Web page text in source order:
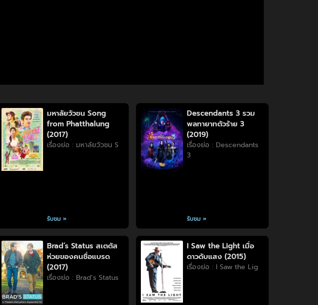
มหาลัยวัวชน Song
from Phatthalung
(2017)
เรื่องย่อ : มหาลัยวัวชน S
รับชม »
Descendants 3 รวม
พลทายาทตัวร้าย 3
(2019)
เรื่องย่อ : Descendants
3
รับชม »
Brad’s Status สเตตัส
ห่วยของคนชื่อแบรด
(2017)
เรื่องย่อ : Brad’s Status
I Saw the Light เมื่อ
ดาวดับแสง (2015)
เรื่องย่อ : I Saw the Lig